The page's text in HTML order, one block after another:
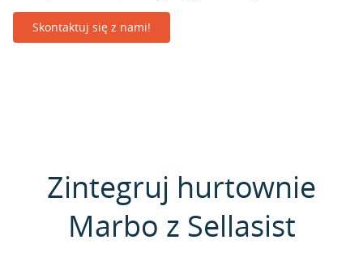
Skontaktuj się z nami!
Zintegruj hurtownie
Marbo z Sellasist